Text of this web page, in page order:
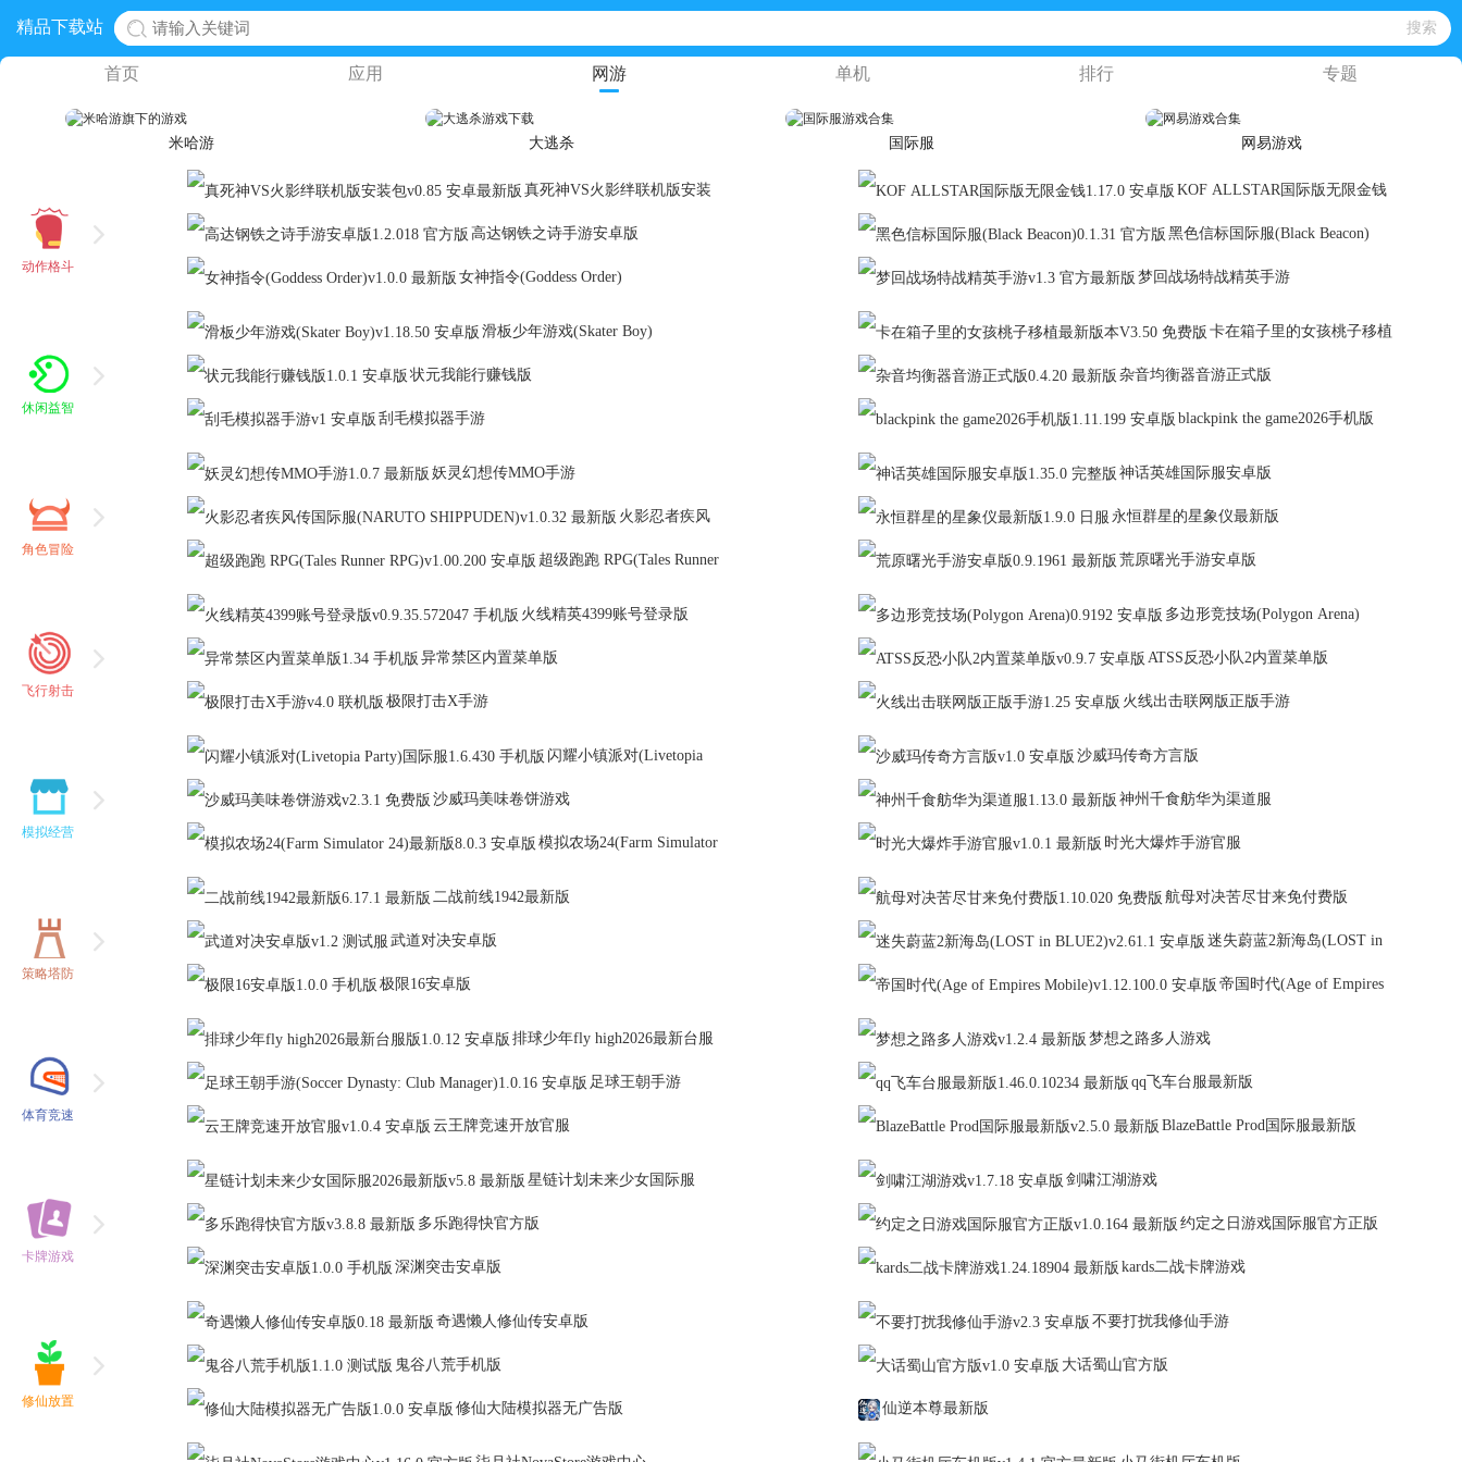
精品下载站
首页 应用 网游 单机 排行 专题
米哈游 大逃杀 国际服 网易游戏
动作格斗
真死神VS火影绊联机版安装
包
KOF ALLSTAR国际版无限金钱
高达钢铁之诗手游安卓版 黑色信标国际服(Black Beacon)
女神指令(Goddess Order) 梦回战场特战精英手游
休闲益智
滑板少年游戏(Skater Boy) 卡在箱子里的女孩桃子移植
最新版本
状元我能行赚钱版 杂音均衡器音游正式版
刮毛模拟器手游 blackpink the game2026手机版
角色冒险
妖灵幻想传MMO手游 神话英雄国际服安卓版
火影忍者疾风
传国际服(NARUTO SHIPPUDEN)
永恒群星的星象仪最新版
超级跑跑 RPG(Tales Runner
RPG)
荒原曙光手游安卓版
飞行射击
火线精英4399账号登录版 多边形竞技场(Polygon Arena)
异常禁区内置菜单版 ATSS反恐小队2内置菜单版
极限打击X手游 火线出击联网版正版手游
模拟经营
闪耀小镇派对(Livetopia
Party)国际服
沙威玛传奇方言版
沙威玛美味卷饼游戏 神州千食舫华为渠道服
模拟农场24(Farm Simulator
24)最新版
时光大爆炸手游官服
策略塔防
二战前线1942最新版 航母对决苦尽甘来免付费版
武道对决安卓版 迷失蔚蓝2新海岛(LOST in
BLUE2)
极限16安卓版 帝国时代(Age of Empires
Mobile)
体育竞速
排球少年fly high2026最新台服
版
梦想之路多人游戏
足球王朝手游
(Soccer Dynasty: Club Manager)
qq飞车台服最新版
云王牌竞速开放官服 BlazeBattle Prod国际服最新版
卡牌游戏
星链计划未来少女国际服
2026最新版
剑啸江湖游戏
多乐跑得快官方版 约定之日游戏国际服官方正版
深渊突击安卓版 kards二战卡牌游戏
修仙放置
奇遇懒人修仙传安卓版 不要打扰我修仙手游
鬼谷八荒手机版 大话蜀山官方版
修仙大陆模拟器无广告版 仙逆本尊最新版